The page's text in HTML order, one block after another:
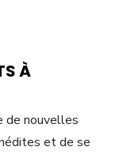
À
de nouvelles
et de se